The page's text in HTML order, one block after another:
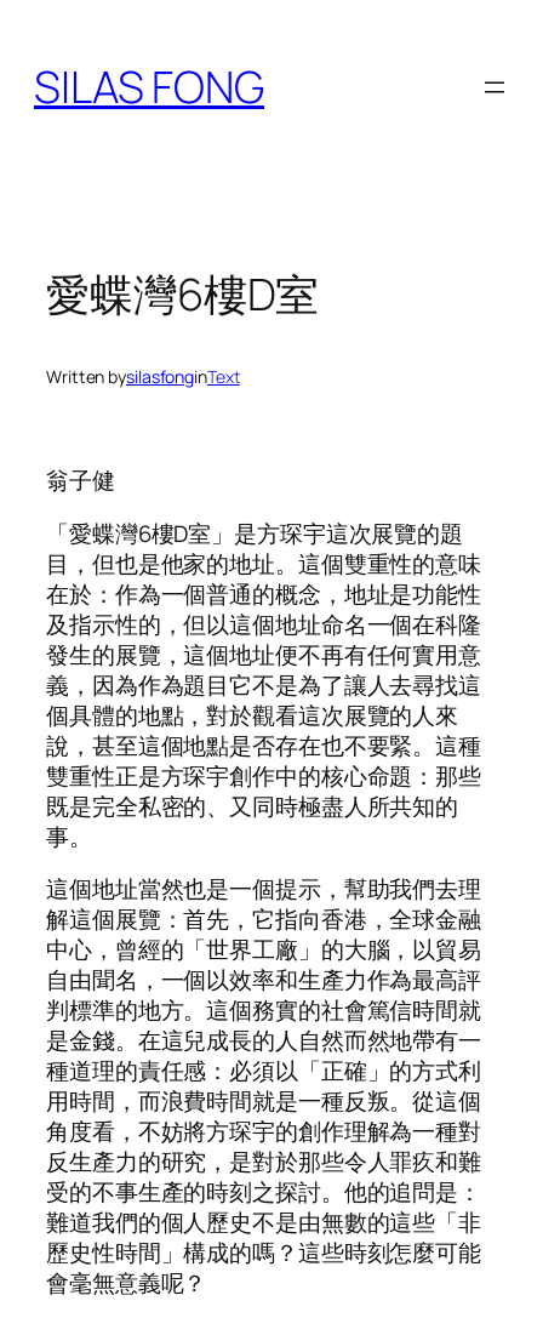
content
SILAS FONG
愛蝶灣6樓D室
Written bysilasfonginText
翁子健
「愛蝶灣6樓D室」是方琛宇這次展覽的題
目，但也是他家的地址。這個雙重性的意味
在於：作為一個普通的概念，地址是功能性
及指示性的，但以這個地址命名一個在科隆
發生的展覽，這個地址便不再有任何實用意
義，因為作為題目它不是為了讓人去尋找這
個具體的地點，對於觀看這次展覽的人來
說，甚至這個地點是否存在也不要緊。這種
雙重性正是方琛宇創作中的核心命題：那些
既是完全私密的、又同時極盡人所共知的
事。
這個地址當然也是一個提示，幫助我們去理
解這個展覽：首先，它指向香港，全球金融
中心，曾經的「世界工廠」的大腦，以貿易
自由聞名，一個以效率和生產力作為最高評
判標準的地方。這個務實的社會篤信時間就
是金錢。在這兒成長的人自然而然地帶有一
種道理的責任感：必須以「正確」的方式利
用時間，而浪費時間就是一種反叛。從這個
角度看，不妨將方琛宇的創作理解為一種對
反生產力的研究，是對於那些令人罪疚和難
受的不事生產的時刻之探討。他的追問是：
難道我們的個人歷史不是由無數的這些「非
歷史性時間」構成的嗎？這些時刻怎麼可能
會毫無意義呢？